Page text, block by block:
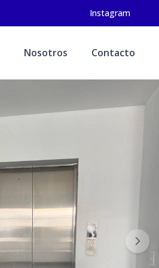
Instagram
Nosotros Contacto